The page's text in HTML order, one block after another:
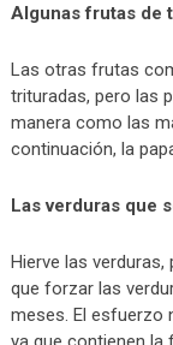
Algunas frutas de
Las otras frutas
trituradas, pero las
manera como las
continuación, la
Las verduras que
Hierve las verduras,
que forzar las
meses. El esfuerzo